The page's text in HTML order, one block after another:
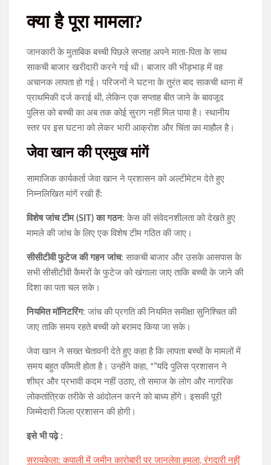
क्या है पूरा मामला?
जानकारी के मुताबिक बच्ची पिछले सप्ताह अपने माता-पिता के साथ
साकची बाजार खरीदारी करने गई थी। बाजार की भीड़भाड़ में वह
अचानक लापता हो गई। परिजनों ने घटना के तुरंत बाद साकची थाना में
प्राथमिकी दर्ज कराई थी, लेकिन एक सप्ताह बीत जाने के बावजूद
पुलिस को बच्ची का अब तक कोई सुराग नहीं मिल पाया है। स्थानीय
स्तर पर इस घटना को लेकर भारी आक्रोश और चिंता का माहौल है।
जेवा खान की प्रमुख मांगें
सामाजिक कार्यकर्ता जेवा खान ने प्रशासन को अल्टीमेटम देते हुए
निम्नलिखित मांगें रखी हैं:
विशेष जांच टीम (SIT) का गठन: केस की संवेदनशीलता को देखते हुए
मामले की जांच के लिए एक विशेष टीम गठित की जाए।
सीसीटीवी फुटेज की गहन जांच: साकची बाजार और उसके आसपास के
सभी सीसीटीवी कैमरों के फुटेज को खंगाला जाए ताकि बच्ची के जाने की
दिशा का पता चल सके।
नियमित मॉनिटरिंग: जांच की प्रगति की नियमित समीक्षा सुनिश्चित की
जाए ताकि समय रहते बच्ची को बरामद किया जा सके।
जेवा खान ने सख्त चेतावनी देते हुए कहा है कि लापता बच्चों के मामलों में
समय बहुत कीमती होता है। उन्होंने कहा, *”यदि पुलिस प्रशासन ने
शीघ्र और प्रभावी कदम नहीं उठाए, तो समाज के लोग और नागरिक
लोकतांत्रिक तरीके से आंदोलन करने को बाध्य होंगे। इसकी पूरी
जिम्मेदारी जिला प्रशासन की होगी।
इसे भी पढ़े :
सरायकेला: कपाली में जमीन कारोबारी पर जानलेवा हमला, रंगदारी नहीं